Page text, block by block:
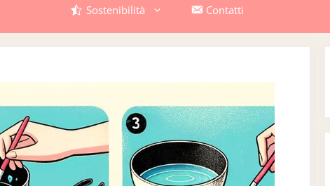
Sostenibilità Contatti